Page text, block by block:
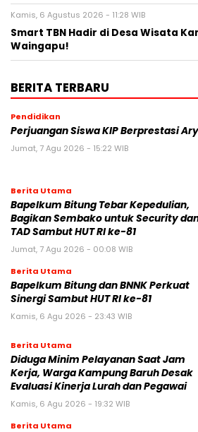
Kamis, 6 Agustus 2026 - 11:28 WIB
Smart TBN Hadir di Desa Wisata
Waingapu!
BERITA TERBARU
Pendidikan
Perjuangan Siswa KIP Berprestasi
Jumat, 7 Agu 2026 - 15:22 WIB
Berita Utama
Bapelkum Bitung Tebar Kepedulian,
Bagikan Sembako untuk Security
TAD Sambut HUT RI ke-81
Jumat, 7 Agu 2026 - 00:08 WIB
Berita Utama
Bapelkum Bitung dan BNNK Perkuat
Sinergi Sambut HUT RI ke-81
Kamis, 6 Agu 2026 - 23:43 WIB
Berita Utama
Diduga Minim Pelayanan Saat Jam
Kerja, Warga Kampung Baruh Desak
Evaluasi Kinerja Lurah dan Pegawai
Kamis, 6 Agu 2026 - 19:32 WIB
Berita Utama